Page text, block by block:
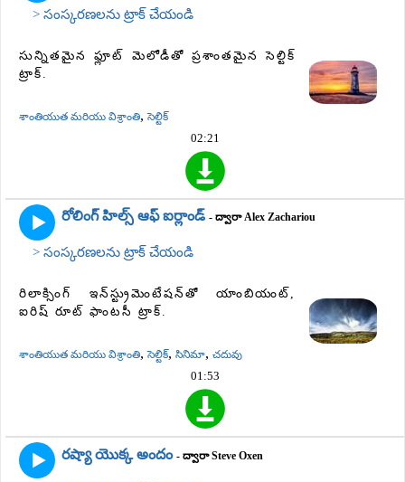
> సంస్కరణలను ట్రాక్ చేయండి
సున్నితమైన ఫ్లూట్ మెలోడీతో ప్రశాంతమైన సెల్టిక్
ట్రాక్.
శాంతియుత మరియు విశ్రాంతి,సెల్టిక్
02:21
రోలింగ్ హిల్స్ ఆఫ్ ఐర్లాండ్ - ద్వారా Alex Zachariou
> సంస్కరణలను ట్రాక్ చేయండి
రిలాక్సింగ్ ఇన్‌స్ట్రుమెంటేషన్‌తో యాంబియంట్,
ఐరిష్ రూట్ ఫాంటసీ ట్రాక్.
శాంతియుత మరియు విశ్రాంతి,సెల్టిక్, సినిమా, చదువు
01:53
రష్యా యొక్క అందం - ద్వారా Steve Oxen